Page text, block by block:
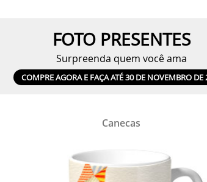
FOTO PRESENTES
Surpreenda quem você ama
COMPRE AGORA E FAÇA ATÉ 30 DE NOVEMBRO DE
Canecas